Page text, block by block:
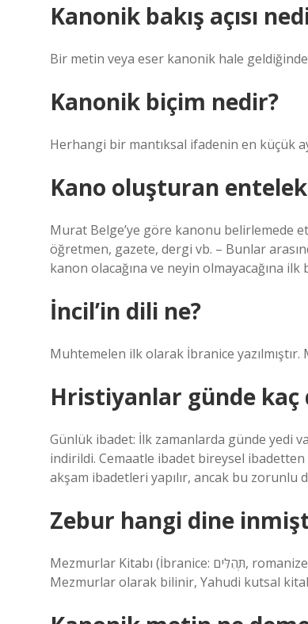
Kanonik bakış açısı
Bir metin veya eser kanonik hale
Kanonik biçim nedir?
Herhangi bir mantıksal ifadenin en küçük
Kano oluşturan
Murat Belge’ye göre kanonu belirlemede
öğretmen, gazete, dergi vb. – Bunlar
kanon olacağına ve neyin olmayacağına
İncil’in dili ne?
Muhtemelen ilk olarak İbranice yazılmıştır.
Hristiyanlar günde kaç
Günlük ibadet: İlk zamanlarda günde yedi
indirildi. Cemaatle ibadet bireysel
akşam ibadetleri yapılır, ancak bu zorunlu
Zebur hangi dine
Mezmurlar Kitabı (İbranice: תְּהִלִּים‎, romanize edilmiş hali: Tehillim, tam anlamıyla “övgüler”), halk arasında
Mezmurlar olarak bilinir, Yahudi kutsal